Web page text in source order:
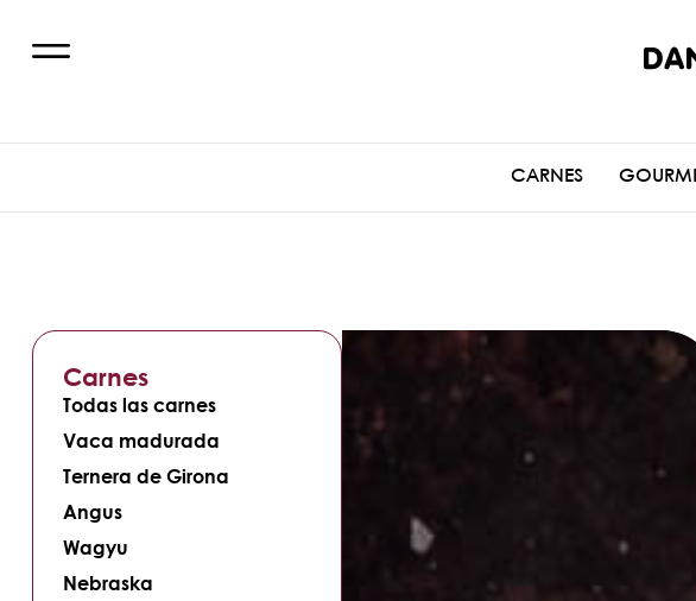
CARNES
Carnes
Todas las carnes
Vaca madurada
Ternera de Girona
Angus
Wagyu
Nebraska